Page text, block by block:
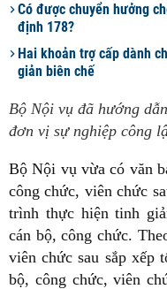
Có được chuyển hưởng
định 178?
Hai khoản trợ cấp dành
giản biên chế
Bộ Nội vụ đã hướng
đơn vị sự nghiệp công
Bộ Nội vụ vừa có văn
công chức, viên chức
trình thực hiện tinh
cán bộ, công chức.
viên chức sau sắp xếp
bộ, công chức, viên